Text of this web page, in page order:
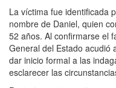
La víctima fue identificada
nombre de Daniel, quien
52 años. Al confirmarse el
General del Estado acudió
dar inicio formal a las
esclarecer las